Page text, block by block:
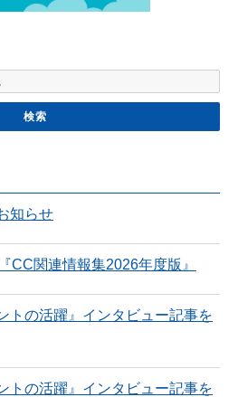
知らせ
CC関連情報集2026年度版』
トの活躍』インタビュー記事を
トの活躍』インタビュー記事を